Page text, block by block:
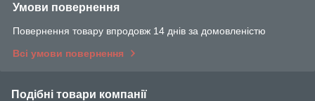
Умови повернення
Повернення товару впродовж 14 днів за домовленістю
Всі умови повернення
Подібні товари компанії